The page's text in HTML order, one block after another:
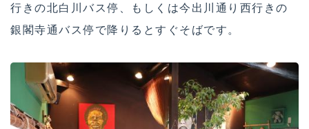
行きの北白川バス停、もしくは今出川通り西行きの
銀閣寺通バス停で降りるとすぐそばです。